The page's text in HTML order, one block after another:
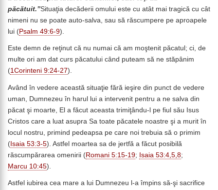
păcătuit.”Situaţia decăderii omului este cu atât mai tragică cu cât
nimeni nu se poate auto-salva, sau să răscumpere pe aproapele
lui (Psalm 49:6-9).
Este demn de reţinut că nu numai că am moştenit păcatul; ci, de
multe ori am dat curs păcatului când puteam să ne stăpânim
(1Corinteni 9:24-27).
Având în vedere această situaţie fără ieşire din punct de vedere
uman, Dumnezeu în harul lui a intervenit pentru a ne salva din
păcat şi moarte, El a făcut aceasta trimiţându-l pe fiul său Isus
Cristos care a luat asupra Sa toate păcatele noastre şi a murit în
locul nostru, primind pedeapsa pe care noi trebuia să o primim
( Isaia 53:3-5). Astfel moartea sa de jertfă a făcut posibilă
răscumpărarea omenirii (Romani 5:15-19; Isaia 53:4,5,8;
Marcu 10:45).
Astfel iubirea cea mare a lui Dumnezeu l-a împins să-şi sacrifice